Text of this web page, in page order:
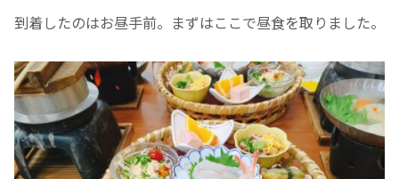
到着したのはお昼手前。まずはここで昼食を取りました。